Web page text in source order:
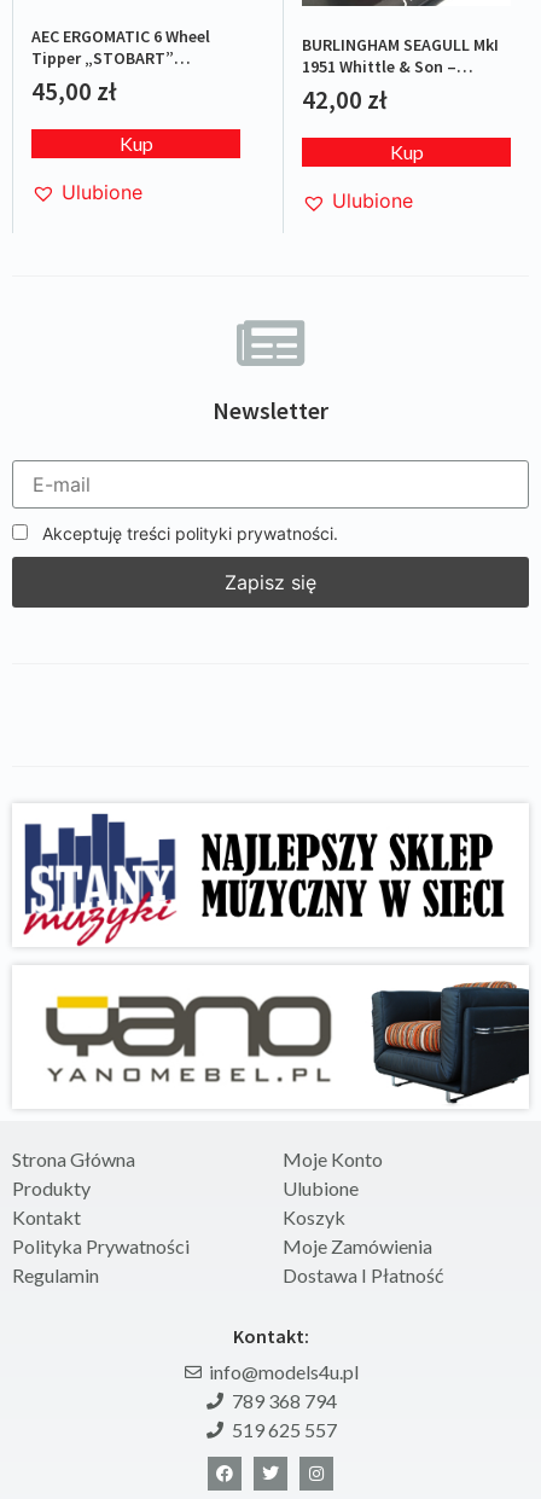
Newsletter
Akceptuję treści polityki prywatności.
AEC ERGOMATIC 6 Wheel
Tipper „STOBART”
Green/Red
45,00 zł
Kup
Ulubione
BURLINGHAM SEAGULL MkI
1951 Whittle & Son –
Red/Blue
42,00 zł
Kup
Ulubione
Strona Główna
Produkty
Kontakt
Polityka Prywatności
Regulamin
Moje Konto
Ulubione
Koszyk
Moje Zamówienia
Dostawa I Płatność
Kontakt:
info@models4u.pl
789 368 794
519 625 557